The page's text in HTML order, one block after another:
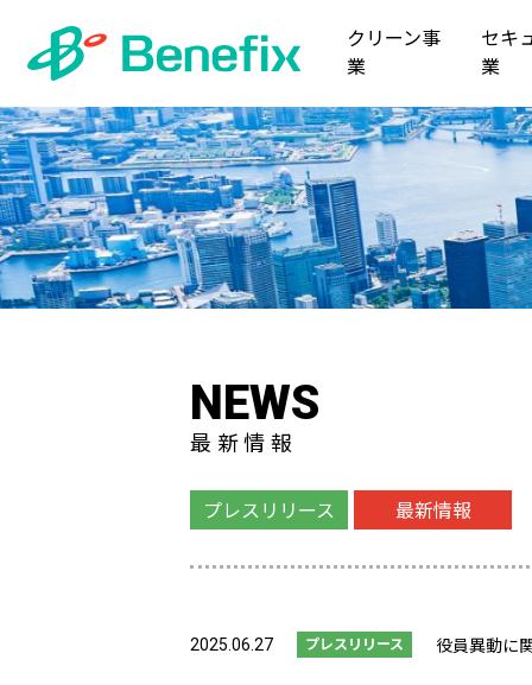
クリーン事
業
セキ
業
NEWS
最新情報
プレスリリース 最新情報
2025.06.27 プレスリリース 役員異動に